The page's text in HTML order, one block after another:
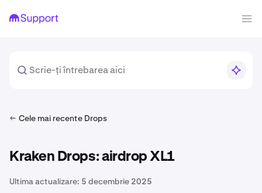
Cele mai recente Drops
Kraken Drops: airdrop XL1
Ultima actualizare: 5 decembrie 2025